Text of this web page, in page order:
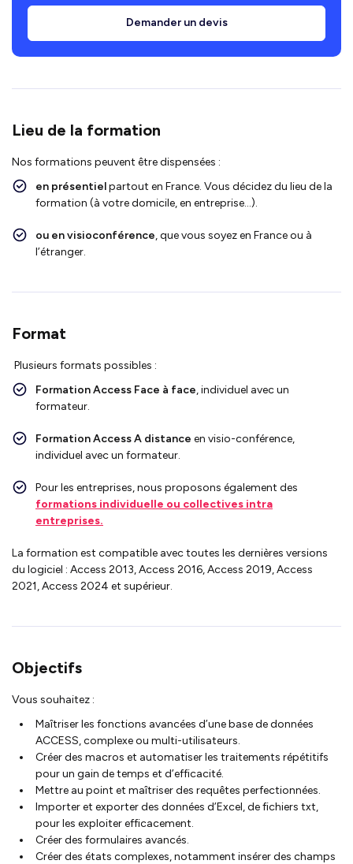
Demander un devis
Lieu de la formation
Nos formations peuvent être dispensées :
en présentielpartout en France. Vous décidez du lieu de la
formation (à votre domicile, en entreprise…).
ou en visioconférence, que vous soyez en France ou à
l’étranger.
Format
Plusieurs formats possibles :
Formation Access Face à face, individuel avec un
formateur.
Formation AccessA distance en visio-conférence,
individuel avec un formateur.
Pour les entreprises, nous proposons également des
formations individuelle ou collectives intra
entreprises.
La formation est compatible avec toutes les dernières versions
du logiciel : Access 2013, Access 2016, Access 2019, Access
2021, Access 2024 et supérieur.
Objectifs
Vous souhaitez :
Maîtriser les fonctions avancées d’une base de données
ACCESS, complexe ou multi-utilisateurs.
Créer des macros et automatiser les traitements répétitifs
pour un gain de temps et d’efficacité.
Mettre au point et maîtriser des requêtes perfectionnées.
Importer et exporter des données d’Excel, de fichiers txt,
pour les exploiter efficacement.
Créer des formulaires avancés.
Créer des états complexes, notamment insérer des champs